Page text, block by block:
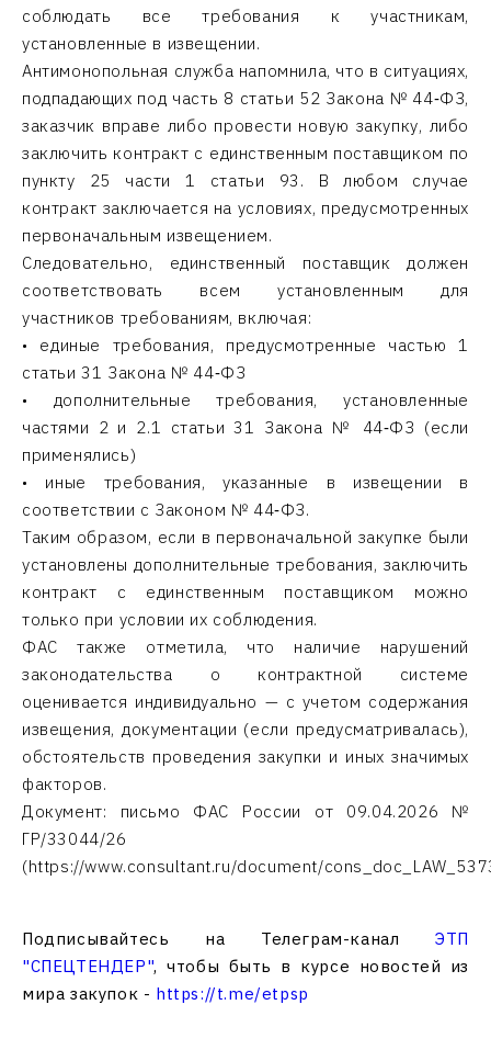
соблюдать все требования к участникам,
установленные в извещении.
Антимонопольная служба напомнила, что в ситуациях,
подпадающих под часть 8 статьи 52 Закона № 44‑ФЗ,
заказчик вправе либо провести новую закупку, либо
заключить контракт с единственным поставщиком по
пункту 25 части 1 статьи 93. В любом случае
контракт заключается на условиях, предусмотренных
первоначальным извещением.
Следовательно, единственный поставщик должен
соответствовать всем установленным для
участников требованиям, включая:
• единые требования, предусмотренные частью 1
статьи 31 Закона № 44‑ФЗ
• дополнительные требования, установленные
частями 2 и 2.1 статьи 31 Закона № 44‑ФЗ (если
применялись)
• иные требования, указанные в извещении в
соответствии с Законом № 44‑ФЗ.
Таким образом, если в первоначальной закупке были
установлены дополнительные требования, заключить
контракт с единственным поставщиком можно
только при условии их соблюдения.
ФАС также отметила, что наличие нарушений
законодательства о контрактной системе
оценивается индивидуально — с учетом содержания
извещения, документации (если предусматривалась),
обстоятельств проведения закупки и иных значимых
факторов.
Документ: письмо ФАС России от 09.04.2026 №
ГР/33044/26
(https://www.consultant.ru/document/
Подписывайтесь на Телеграм-каналЭТП
"СПЕЦТЕНДЕР", чтобы быть в курсе новостей из
мира закупок - https://t.me/etpsp